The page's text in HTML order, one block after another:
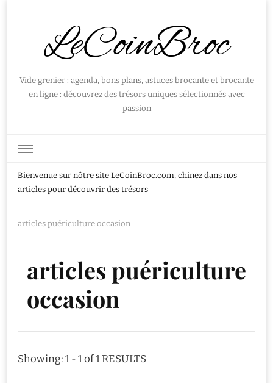
LeCoinBroc
Vide grenier : agenda, bons plans, astuces brocante et brocante
en ligne : découvrez des trésors uniques sélectionnés avec
passion
Bienvenue sur nôtre site LeCoinBroc.com, chinez dans nos
articles pour découvrir des trésors
articles puériculture occasion
articles puériculture
occasion
Showing: 1 - 1 of 1 RESULTS